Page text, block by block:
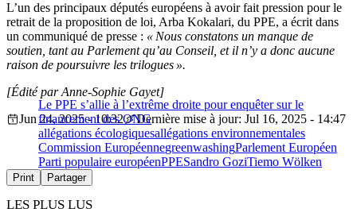
L’un des principaux députés européens à avoir fait pression pour le
retrait de la proposition de loi, Arba Kokalari, du PPE, a écrit dans
un communiqué de presse : « Nous constatons un manque de
soutien, tant au Parlement qu’au Conseil, et il n’y a donc aucune
raison de poursuivre les trilogues ».
Le PPE s’allie à l’extrême droite pour enquêter sur le
financement des ONG
[Édité par Anne-Sophie Gayet]
Jun 24, 2025 - 10:32
Dernière mise à jour: Jul 16, 2025 - 14:47
allégations écologiquesallégations environnementales
Commission EuropéennegreenwashingParlement Européen
Parti populaire européenPPESandro GoziTiemo Wölken
Print Partager
LES PLUS LUS